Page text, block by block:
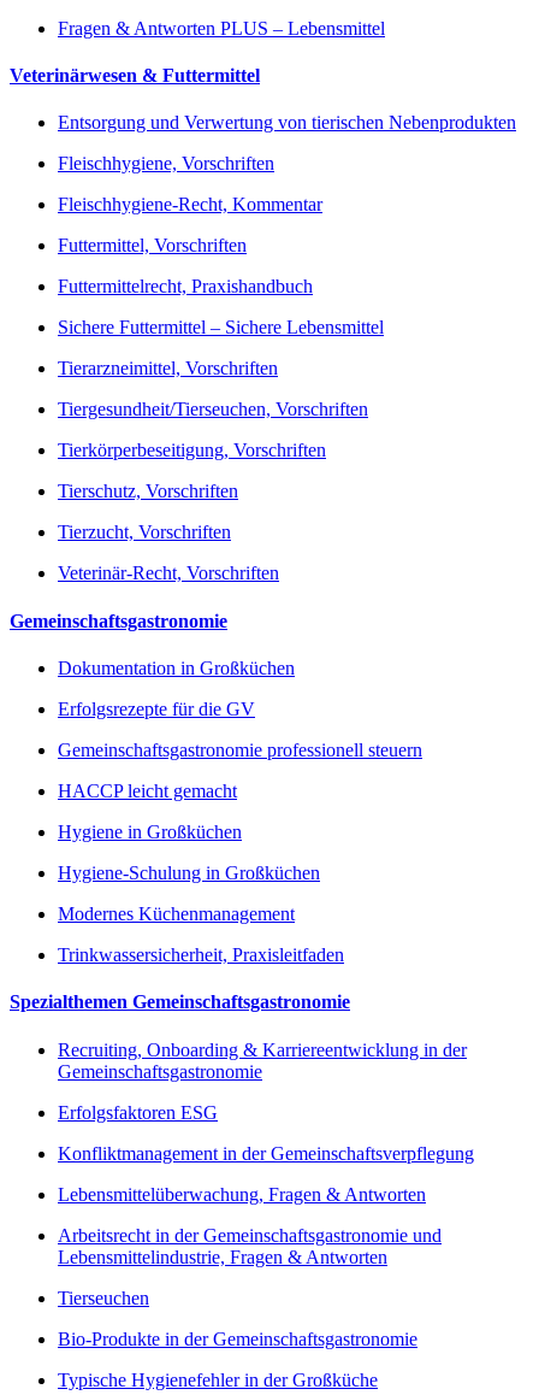
Fragen & Antworten PLUS – Lebensmittel
Veterinärwesen & Futtermittel
Entsorgung und Verwertung von tierischen Nebenprodukten
Fleischhygiene, Vorschriften
Fleischhygiene-Recht, Kommentar
Futtermittel, Vorschriften
Futtermittelrecht, Praxishandbuch
Sichere Futtermittel – Sichere Lebensmittel
Tierarzneimittel, Vorschriften
Tiergesundheit/Tierseuchen, Vorschriften
Tierkörperbeseitigung, Vorschriften
Tierschutz, Vorschriften
Tierzucht, Vorschriften
Veterinär-Recht, Vorschriften
Gemeinschaftsgastronomie
Dokumentation in Großküchen
Erfolgsrezepte für die GV
Gemeinschaftsgastronomie professionell steuern
HACCP leicht gemacht
Hygiene in Großküchen
Hygiene-Schulung in Großküchen
Modernes Küchenmanagement
Trinkwassersicherheit, Praxisleitfaden
Spezialthemen Gemeinschaftsgastronomie
Recruiting, Onboarding & Karriereentwicklung in der
Gemeinschaftsgastronomie
Erfolgsfaktoren ESG
Konfliktmanagement in der Gemeinschaftsverpflegung
Lebensmittelüberwachung, Fragen & Antworten
Arbeitsrecht in der Gemeinschaftsgastronomie und
Lebensmittelindustrie, Fragen & Antworten
Tierseuchen
Bio-Produkte in der Gemeinschaftsgastronomie
Typische Hygienefehler in der Großküche